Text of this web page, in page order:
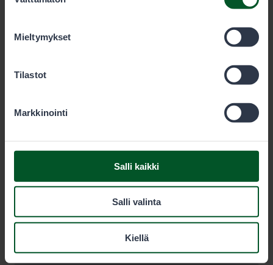
olet käyttänyt heidän palvelujaan. Voit sallia haluamasi
Mieltymykset
Tilastot
Markkinointi
Salli kaikki
Salli valinta
Kiellä